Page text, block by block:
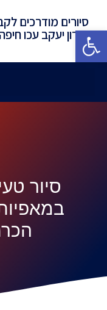
פתח סרגל נגישות
סיורים מודרכים
זכרון יעקב עכו חיפה
סיור